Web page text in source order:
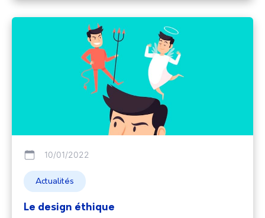
10/01/2022
Actualités
Le design éthique